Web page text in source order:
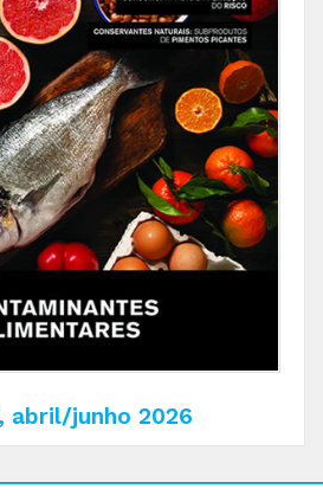
abril/junho 2026